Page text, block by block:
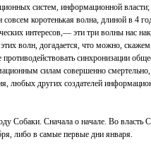
систем, информационной
коротенькая волна, длиной в 4
интересов,— эти три волны нас
волн, догадается, что можно,
синхронизации
силам совершенно смертельно,
любых других создателей
Собаки. Сначала о начале. Во власть
либо в самые первые дни января.